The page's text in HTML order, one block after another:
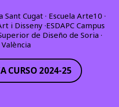
Sant Cugat · Escuela Arte10 ·
i Disseny ·ESDAPC Campus
de Diseño de Soria ·
València
CURSO 2024-25